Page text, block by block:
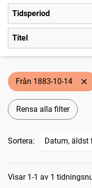
Tidsperiod
Titel
Från 1883-10-14
Rensa alla filter
Sortera:
Visar 1-1 av 1